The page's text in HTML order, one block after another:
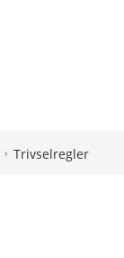
Trivselregler